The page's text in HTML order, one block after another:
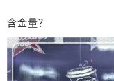
含金量？